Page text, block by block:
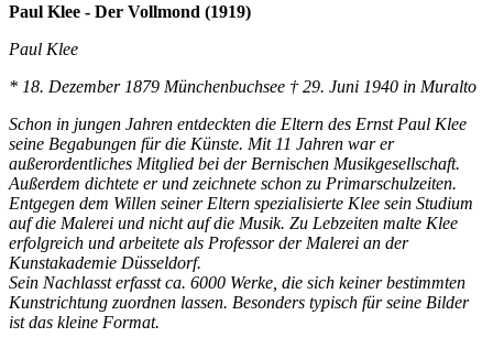
Paul Klee - Der Vollmond (1919)
Paul Klee
* 18. Dezember 1879 Münchenbuchsee † 29. Juni 1940 in Muralto
Schon in jungen Jahren entdeckten die Eltern des Ernst Paul Klee
seine Begabungen für die Künste. Mit 11 Jahren war er
außerordentliches Mitglied bei der Bernischen Musikgesellschaft.
Außerdem dichtete er und zeichnete schon zu Primarschulzeiten.
Entgegen dem Willen seiner Eltern spezialisierte Klee sein Studium
auf die Malerei und nicht auf die Musik. Zu Lebzeiten malte Klee
erfolgreich und arbeitete als Professor der Malerei an der
Kunstakademie Düsseldorf.
Sein Nachlasst erfasst ca. 6000 Werke, die sich keiner bestimmten
Kunstrichtung zuordnen lassen. Besonders typisch für seine Bilder
ist das kleine Format.